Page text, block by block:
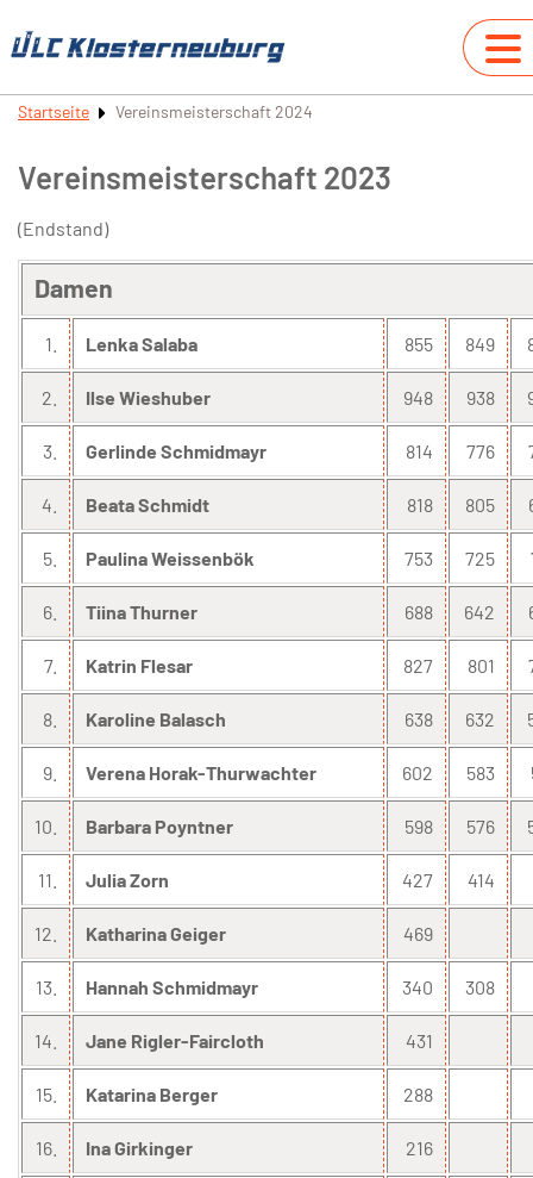
Startseite Vereinsmeisterschaft 2024
Vereinsmeisterschaft 2023
(Endstand)
Damen
1. Lenka Salaba 855 849
2. Ilse Wieshuber 948 938
3. Gerlinde Schmidmayr 814 776
4. Beata Schmidt 818 805
5. Paulina Weissenbök 753 725
6. Tiina Thurner 688 642
7. Katrin Flesar 827 801
8. Karoline Balasch 638 632
9. Verena Horak-Thurwachter 602 583
10. Barbara Poyntner 598 576
11. Julia Zorn 427 414
12. Katharina Geiger 469
13. Hannah Schmidmayr 340 308
14. Jane Rigler-Faircloth 431
15. Katarina Berger 288
16. Ina Girkinger 216